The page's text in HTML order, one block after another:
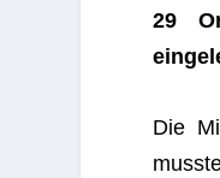
29
Die